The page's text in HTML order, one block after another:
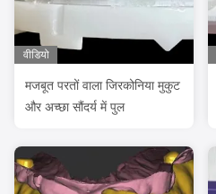
वीडियो
मजबूत परतों वाला जिरकोनिया मुकुट
और अच्छा सौंदर्य में पुल